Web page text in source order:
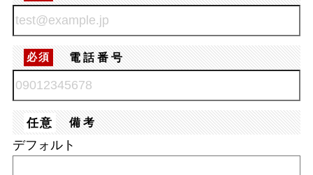
必須 電話番号
任意 備考
デフォルト